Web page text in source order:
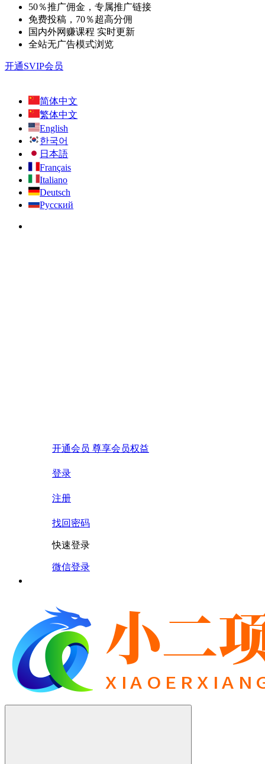
50％推广佣金，专属推广链接
免费投稿，70％超高分佣
国内外网赚课程 实时更新
全站无广告模式浏览
开通SVIP会员
简体中文
繁体中文
English
한국어
日本語
Français
Italiano
Deutsch
Русский
开通会员 尊享会员权益
登录
注册
找回密码
快速登录
微信登录